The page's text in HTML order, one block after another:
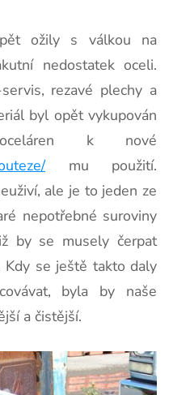
ožily s válkou na
nedostatek oceli.
, rezavé plechy a
byl opět vykupován
k nové
mu použití.
ale je to jeden ze
nepotřebné suroviny
by se musely čerpat
Kdy se ještě takto daly
byla by naše
a čistější.